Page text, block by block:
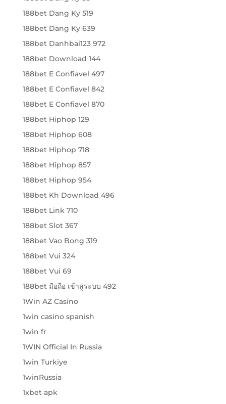
188bet Dang Ky 519
188bet Dang Ky 639
188bet Danhbai123 972
188bet Download 144
188bet E Confiavel 497
188bet E Confiavel 842
188bet E Confiavel 870
188bet Hiphop 129
188bet Hiphop 608
188bet Hiphop 718
188bet Hiphop 857
188bet Hiphop 954
188bet Kh Download 496
188bet Link 710
188bet Slot 367
188bet Vao Bong 319
188bet Vui 324
188bet Vui 69
188bet มือถือ เข้าสู่ระบบ 492
1Win AZ Casino
1win casino spanish
1win fr
1WIN Official In Russia
1win Turkiye
1winRussia
1xbet apk